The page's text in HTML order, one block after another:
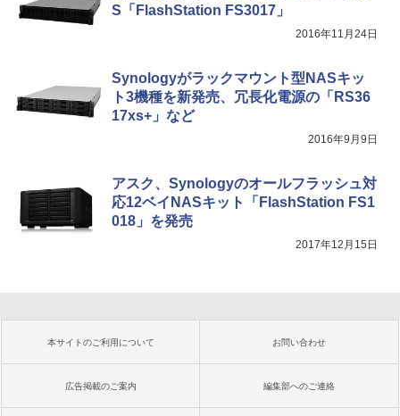
S「FlashStation FS3017」
2016年11月24日
Synologyがラックマウント型NASキッ
ト3機種を新発売、冗長化電源の「RS36
17xs+」など
2016年9月9日
アスク、Synologyのオールフラッシュ対
応12ベイNASキット「FlashStation FS1
018」を発売
2017年12月15日
本サイトのご利用について お問い合わせ
広告掲載のご案内 編集部へのご連絡